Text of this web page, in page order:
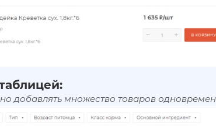
добавлять множество товаров